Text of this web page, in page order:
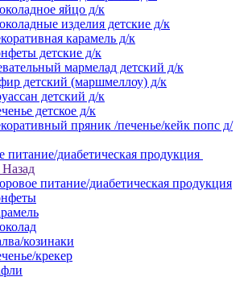
яйцо д/к
изделия детские д/к
карамель д/к
детские д/к
мармелад детский д/к
детский (маршмеллоу) д/к
детский д/к
детское д/к
пряник /печенье/кейк попс д/
питание/диабетическая продукция
Назад
питание/диабетическая продукция
козинаки
крекер